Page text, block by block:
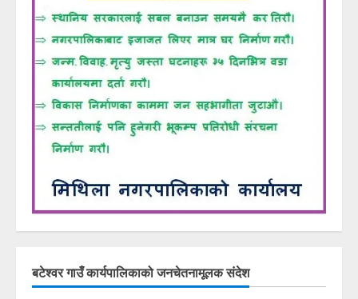
बटेश्वर गाउँ कार्यपालिकाको जनचेतनामूलक संदेश